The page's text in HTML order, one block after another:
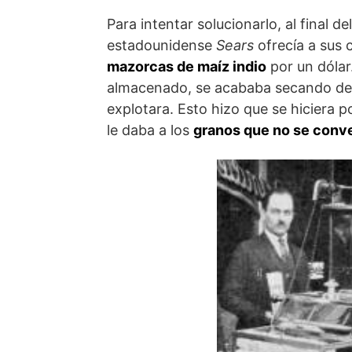
Para intentar solucionarlo, al final
estadounidense Sears ofrecía a sus
mazorcas de maíz indio por un
almacenado, se acababa secando
explotara. Esto hizo que se hiciera
le daba a los granos que no se